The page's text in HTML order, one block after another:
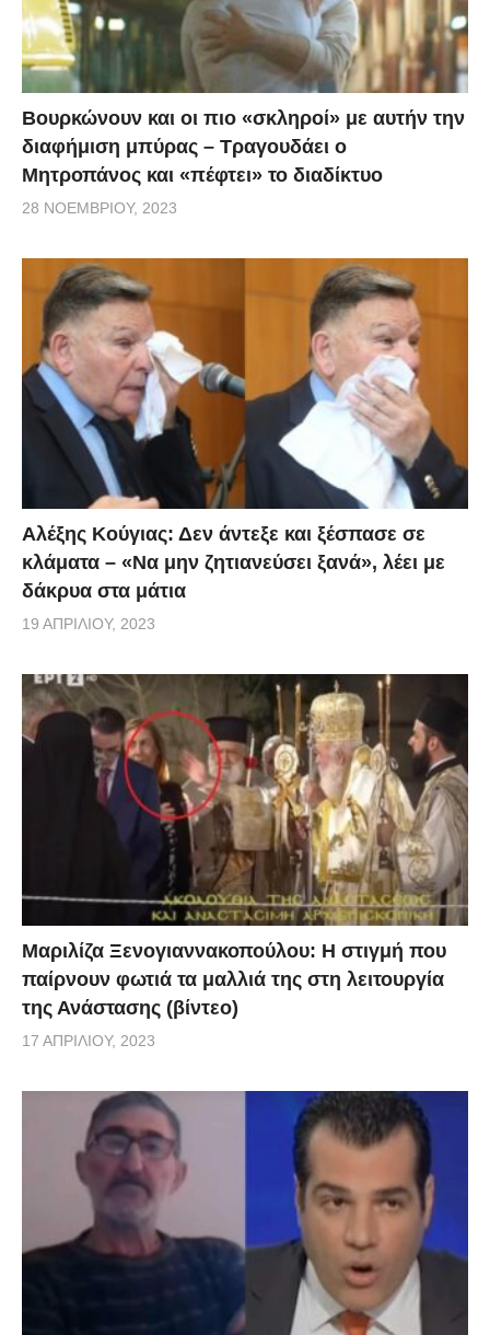
Βουρκώνουν και οι πιο «σκληροί» με αυτήν την
διαφήμιση μπύρας – Τραγουδάει ο
Μητροπάνος και «πέφτει» το διαδίκτυο
28 ΝΟΕΜΒΡΊΟΥ, 2023
Αλέξης Κούγιας: Δεν άντεξε και ξέσπασε σε
κλάματα – «Να μην ζητιανεύσει ξανά», λέει με
δάκρυα στα μάτια
19 ΑΠΡΙΛΊΟΥ, 2023
Μαριλίζα Ξενογιαννακοπούλου: Η στιγμή που
παίρνουν φωτιά τα μαλλιά της στη λειτουργία
της Ανάστασης (βίντεο)
17 ΑΠΡΙΛΊΟΥ, 2023